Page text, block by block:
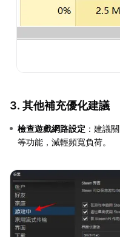
3. 其他補充優化建議
檢查遊戲網路設定 ：建議
等功能，減輕頻寬負荷。